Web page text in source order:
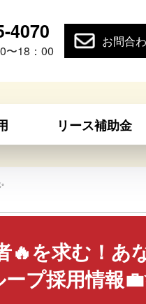
4070
〜18：00
お問合
リース補助金
🔥を求む！あ
プ採用情報